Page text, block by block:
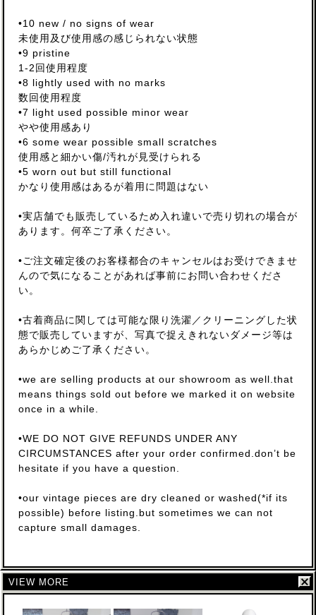
•10 new / no signs of wear
未使用及び使用感の感じられない状態
•9 pristine
1-2回使用程度
•8 lightly used with no marks
数回使用程度
•7 light used possible minor wear
やや使用感あり
•6 some wear possible small scratches
使用感と細かい傷/汚れが見受けられる
•5 worn out but still functional
かなり使用感はあるが着用に問題はない
•実店舗でも販売しているため入れ違いで売り切れの場合が
あります。何卒ご了承ください。
•ご注文確定後のお客様都合のキャンセルはお受けできませ
んので気になることがあれば事前にお問い合わせくださ
い。
•古着商品に関しては可能な限り洗濯／クリーニングした状
態で販売していますが、写真で捉えきれないダメージ等は
あらかじめご了承ください。
•we are selling products at our showroom as well.that
means things sold out before we marked it on website
once in a while.
•WE DO NOT GIVE REFUNDS UNDER ANY
CIRCUMSTANCES after your order confirmed.don’t be
hesitate if you have a question.
•our vintage pieces are dry cleaned or washed(*if its
possible) before listing.but sometimes we can not
capture small damages.
VIEW MORE